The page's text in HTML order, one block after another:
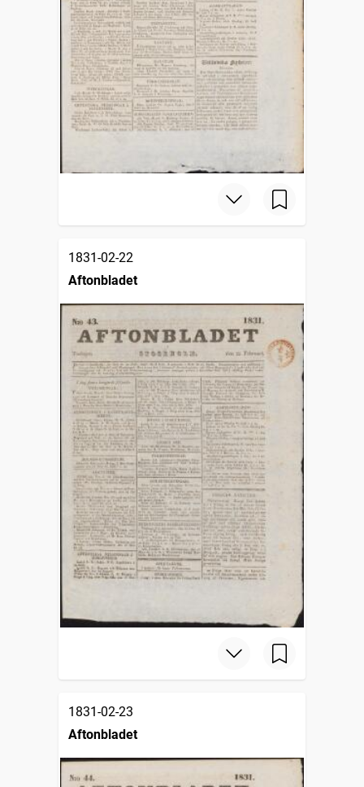
1831-02-22
Aftonbladet
1831-02-23
Aftonbladet